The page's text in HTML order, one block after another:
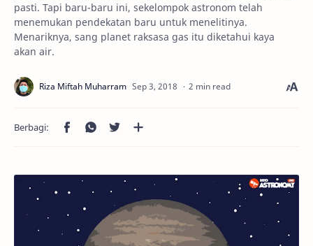
pasti. Tapi baru-baru ini, sekelompok astronom telah
menemukan pendekatan baru untuk menelitinya.
Menariknya, sang planet raksasa gas itu diketahui kaya
akan air.
2 min read